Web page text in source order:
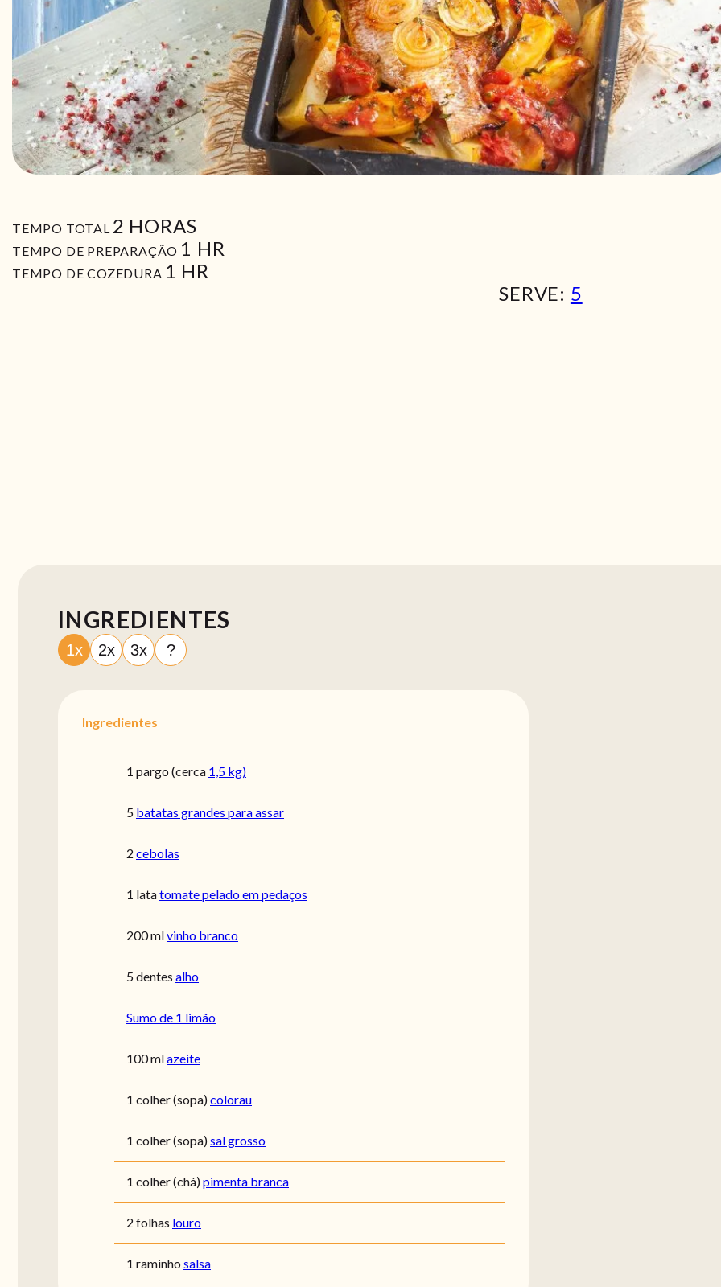
TEMPO TOTAL 2 HORAS
HORAS
TEMPO DE PREPARAÇÃO 1 HORA
HR
TEMPO DE COZEDURA 1 HORA
HR
SERVE: 5
INGREDIENTES
1x 2x 3x ?
Ingredientes
1 pargo (cerca 1,5 kg)
5 batatas grandes para assar
2 cebolas
1 latatomate pelado em pedaços
200 mlvinho branco
5 dentes alho
Sumo de 1 limão
100 mlazeite
1 colher (sopa)colorau
1 colher (sopa)sal grosso
1 colher (chá)pimenta branca
2 folhas louro
1 raminho salsa